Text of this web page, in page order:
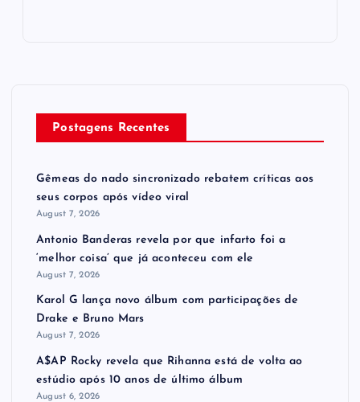
Postagens Recentes
Gêmeas do nado sincronizado rebatem críticas ​a​os
seus corpos após vídeo viral
August 7, 2026
Antonio Banderas revela por que infarto foi a
‘melhor coisa’ que já aconteceu com ele
August 7, 2026
Karol G lança novo álbum com participações de
Drake e Bruno Mars
August 7, 2026
A$AP Rocky revela que Rihanna está de volta ao
estúdio após 10 anos de último álbum
August 6, 2026